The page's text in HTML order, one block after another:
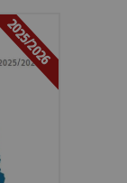
2025/2026